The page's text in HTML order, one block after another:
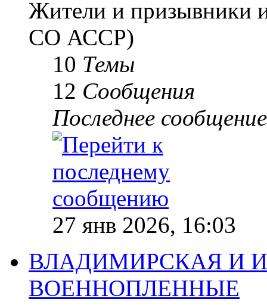
Жители и призывники
СО АССР)
10 Темы
12 Сообщения
Последнее сообщение
27 янв 2026, 16:03
ВЛАДИМИРСКАЯ И
ВОЕННОПЛЕННЫЕ